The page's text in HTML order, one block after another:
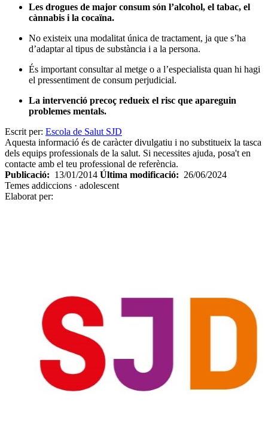
Les drogues de major consum són l’alcohol, el tabac, el
cànnabis i la cocaïna.
No existeix una modalitat única de tractament, ja que s’ha
d’adaptar al tipus de substància i a la persona.
És important consultar al metge o a l’especialista quan hi hagi
el pressentiment de consum perjudicial.
La intervenció precoç redueix el risc que apareguin
problemes mentals.
Escrit per: Escola de Salut SJD
Aquesta informació és de caràcter divulgatiu i no substitueix la tasca
dels equips professionals de la salut. Si necessites ajuda, posa't en
contacte amb el teu professional de referència.
Publicació: 13/01/2014 Última modificació: 26/06/2024
Temes addiccions · adolescent
Elaborat per: